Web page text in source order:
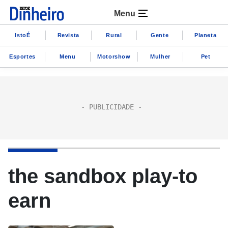
Menu
IstoÉ Revista Rural Gente Planeta
Esportes Menu Motorshow Mulher Pet
the sandbox play-to
earn